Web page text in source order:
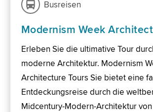
Busreisen
Modernism Week
Erleben Sie die ultimative Tour
moderne Architektur. Modernism
Architecture Tours Sie bietet eine
Entdeckungsreise durch die
Midcentury-Modern-Architektur von